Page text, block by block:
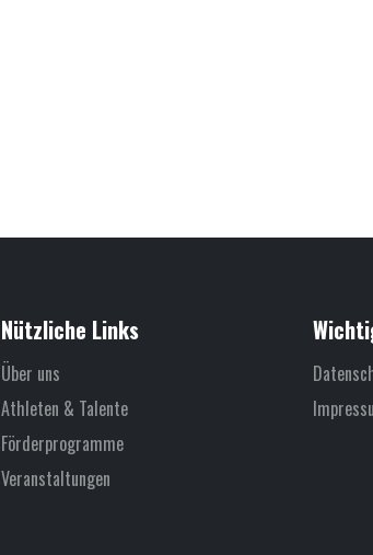
Nützliche Links
Über uns
Athleten & Talente
Förderprogramme
Veranstaltungen